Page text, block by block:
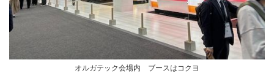
オルガテック会場内 ブースはコクヨ